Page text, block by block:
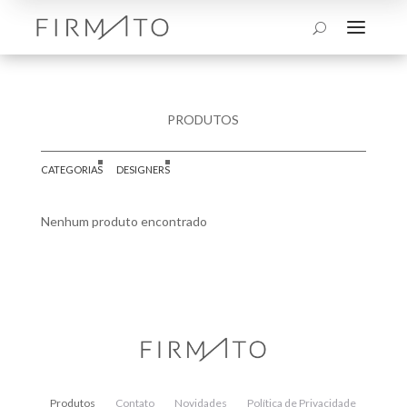
U a
PRODUTOS
CATEGORIAS DESIGNERS
Nenhum produto encontrado
Produtos Contato Novidades
Política de Privacidade